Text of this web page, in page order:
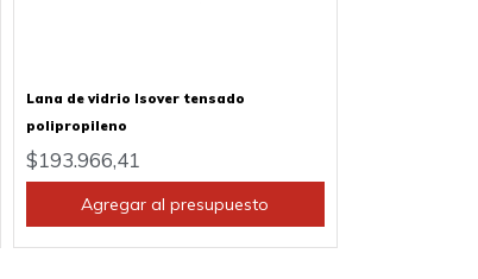
Lana de vidrio Isover tensado
polipropileno
$193.966,41
Agregar al presupuesto